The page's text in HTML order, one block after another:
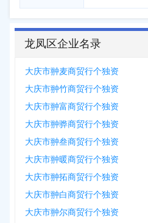
龙凤区企业名录
大庆市翀麦商贸行个独资
大庆市翀竹商贸行个独资
大庆市翀富商贸行个独资
大庆市翀骅商贸行个独资
大庆市翀叁商贸行个独资
大庆市翀暖商贸行个独资
大庆市翀拓商贸行个独资
大庆市翀白商贸行个独资
大庆市翀尔商贸行个独资